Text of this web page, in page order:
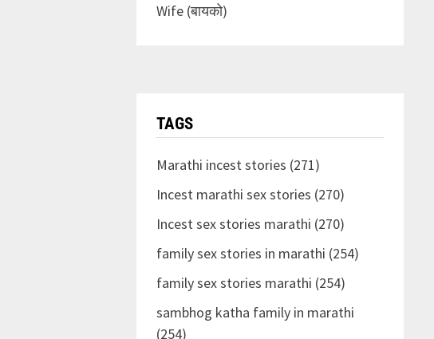
Wife (बायको)
TAGS
Marathi incest stories (271)
Incest marathi sex stories (270)
Incest sex stories marathi (270)
family sex stories in marathi (254)
family sex stories marathi (254)
sambhog katha family in marathi
(254)